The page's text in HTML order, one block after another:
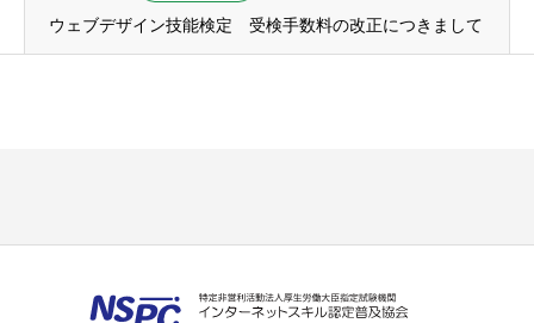
ウェブデザイン技能検定 受検手数料の改正につきまして